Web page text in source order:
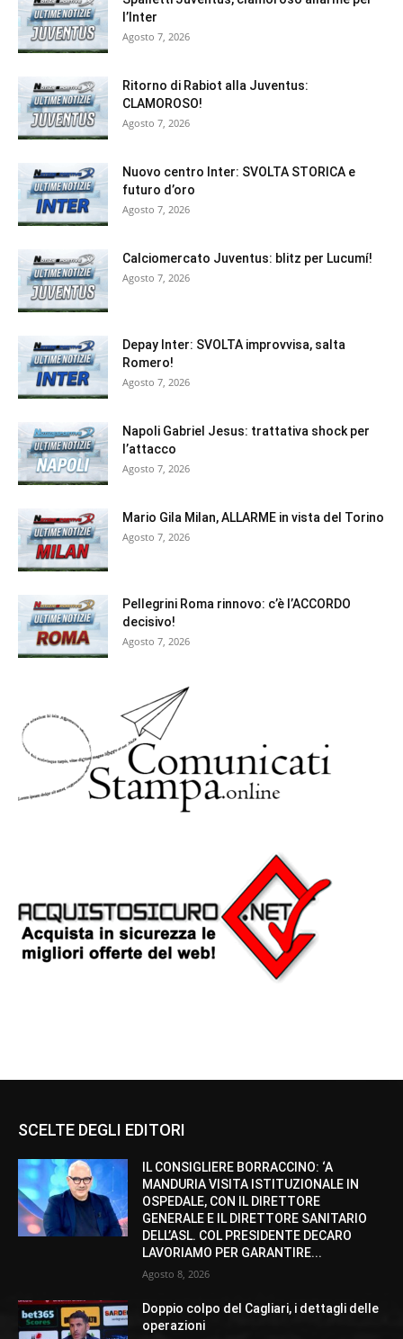
l’Inter
Agosto 7, 2026
Ritorno di Rabiot alla Juventus:
CLAMOROSO!
Agosto 7, 2026
Nuovo centro Inter: SVOLTA STORICA e
futuro d’oro
Agosto 7, 2026
Calciomercato Juventus: blitz per Lucumí!
Agosto 7, 2026
Depay Inter: SVOLTA improvvisa, salta
Romero!
Agosto 7, 2026
Napoli Gabriel Jesus: trattativa shock per
l’attacco
Agosto 7, 2026
Mario Gila Milan, ALLARME in vista del Torino
Agosto 7, 2026
Pellegrini Roma rinnovo: c’è l’ACCORDO
decisivo!
Agosto 7, 2026
SCELTE DEGLI EDITORI
IL CONSIGLIERE BORRACCINO: ‘A
MANDURIA VISITA ISTITUZIONALE IN
OSPEDALE, CON IL DIRETTORE
GENERALE E IL DIRETTORE SANITARIO
DELL’ASL. COL PRESIDENTE DECARO
LAVORIAMO PER GARANTIRE...
Agosto 8, 2026
Doppio colpo del Cagliari, i dettagli delle
operazioni